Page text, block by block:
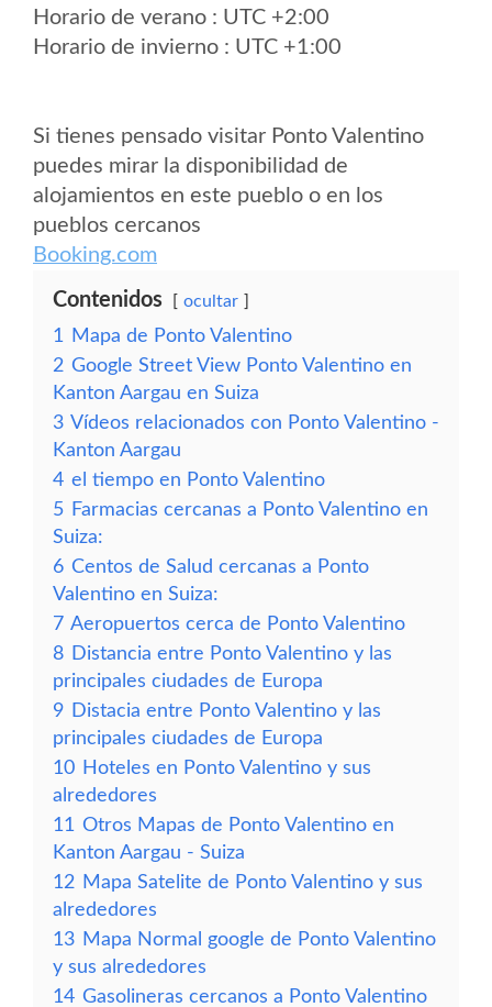
Horario de verano : UTC +2:00
Horario de invierno : UTC +1:00
Si tienes pensado visitar Ponto Valentino
puedes mirar la disponibilidad de
alojamientos en este pueblo o en los
pueblos cercanos
Booking.com
Contenidos ocultar
1
Mapa de Ponto Valentino
2 Google Street View Ponto Valentino en
Kanton Aargau en Suiza
3 Vídeos relacionados con Ponto Valentino -
Kanton Aargau
4 el tiempo en Ponto Valentino
5 Farmacias cercanas a Ponto Valentino en
Suiza:
6 Centos de Salud cercanas a Ponto
Valentino en Suiza:
7 Aeropuertos cerca de Ponto Valentino
8 Distancia entre Ponto Valentino y las
principales ciudades de Europa
9 Distacia entre Ponto Valentino y las
principales ciudades de Europa
10 Hoteles en Ponto Valentino y sus
alrededores
11 Otros Mapas de Ponto Valentino en
Kanton Aargau - Suiza
12 Mapa Satelite de Ponto Valentino y sus
alrededores
13 Mapa Normal google de Ponto Valentino
y sus alrededores
14 Gasolineras cercanos a Ponto Valentino